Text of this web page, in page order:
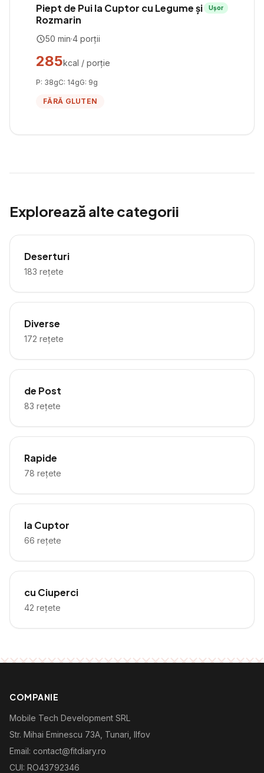
Piept de Pui la Cuptor cu Legume și
Rozmarin
Ușor
50 min·4 porții
285kcal / porție
P: 38gC: 14gG: 9g
FĂRĂ GLUTEN
Explorează alte categorii
Deserturi
183 rețete
Diverse
172 rețete
de Post
83 rețete
Rapide
78 rețete
la Cuptor
66 rețete
cu Ciuperci
42 rețete
COMPANIE
Mobile Tech Development SRL
Str. Mihai Eminescu 73A, Tunari, Ilfov
Email: contact@fitdiary.ro
CUI: RO43792346